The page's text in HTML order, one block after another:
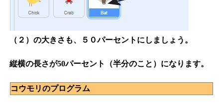
（２）の大きさも、５０パーセントにしましょう。
縦横の長さが50パーセント（半分のこと）になります。
コウモリのプログラム